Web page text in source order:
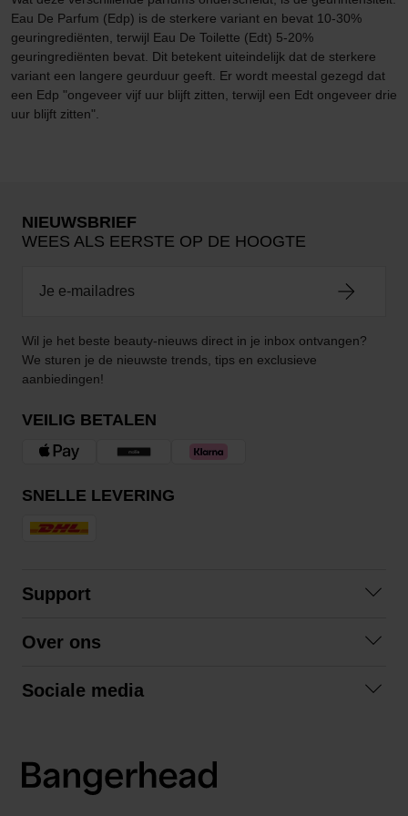
Eau De Parfum (Edp) is de sterkere variant en bevat 10-30%
geuringrediënten, terwijl Eau De Toilette (Edt) 5-20%
geuringrediënten bevat. Dit betekent uiteindelijk dat de sterkere
variant een langere geurduur geeft. Er wordt meestal gezegd dat
een Edp "ongeveer vijf uur blijft zitten, terwijl een Edt ongeveer drie
uur blijft zitten".
NIEUWSBRIEF
WEES ALS EERSTE OP DE HOOGTE
Wil je het beste beauty-nieuws direct in je inbox ontvangen?
We sturen je de nieuwste trends, tips en exclusieve
aanbiedingen!
VEILIG BETALEN
SNELLE LEVERING
Support
Algemene voorwaarden
Over ons
Sociale media
LinkedIn